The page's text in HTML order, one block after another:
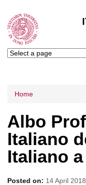
Tu sei qui
Home
Albo
Italiano
Italiano
Posted on: 14 April 2018